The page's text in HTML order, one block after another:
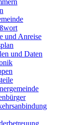
und Anreise
und Daten